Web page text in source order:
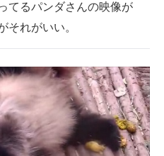
てるパンダさんの映像が
れがいい。